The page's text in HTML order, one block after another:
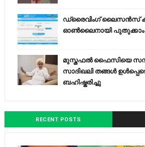
ഡ്രൈവിംഗ് ലൈസൻസ്
ഓൺലൈനായി പുതുക്കാം ഈ
മുസ്തഫൽ ഫൈസിയെ
സാദിഖലി തങ്ങൾ
ബഹിഷ്കരിച്ചു
RECENT POSTS